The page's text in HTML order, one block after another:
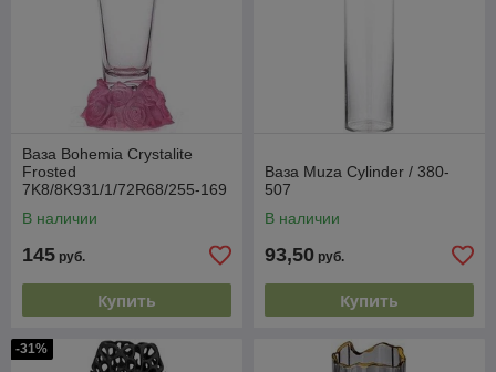
Ваза Bohemia Crystalite
Frosted
7K8/8K931/1/72R68/255-169
В наличии
145 руб.
Купить
Ваза Muza Cylinder / 380-
507
В наличии
93,50 руб.
Купить
-31%